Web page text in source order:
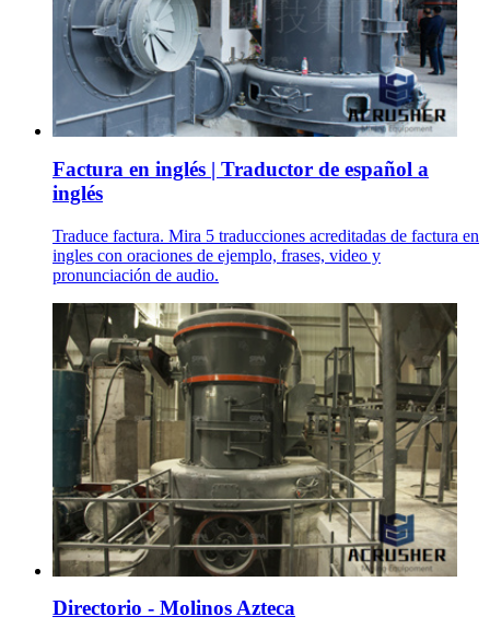
Factura en inglés | Traductor de español a
inglés
Traduce factura. Mira 5 traducciones acreditadas de factura en
ingles con oraciones de ejemplo, frases, video y
pronunciación de audio.
Directorio - Molinos Azteca